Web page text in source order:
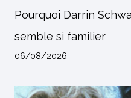
Pourquoi Darrin
semble si familier
06/08/2026